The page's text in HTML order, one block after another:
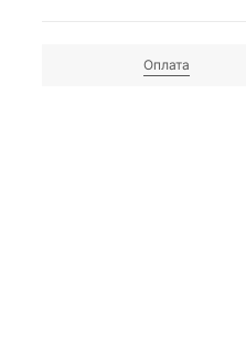
Оплата